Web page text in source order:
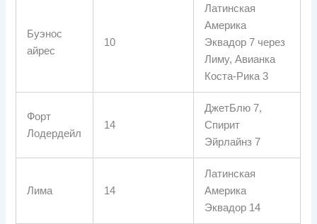
Буэнос
айрес
10
Латинская
Америка
Эквадор 7 через
Лиму, Авианка
Коста-Рика 3
Форт
Лодердейл
14
ДжетБлю 7,
Спирит
Эйрлайнз 7
Лима 14
Латинская
Америка
Эквадор 14